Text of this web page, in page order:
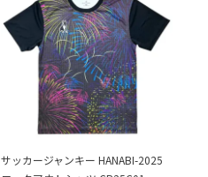
サッカージャンキー HANABI-2025